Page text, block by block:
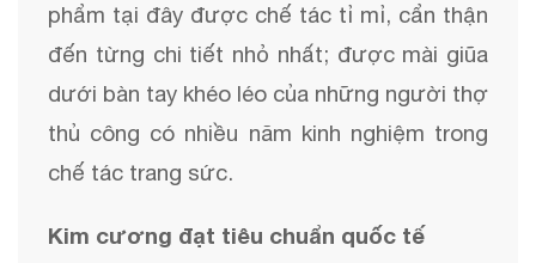
phẩm tại đây được chế tác tỉ mỉ, cẩn thận
đến từng chi tiết nhỏ nhất; được mài giũa
dưới bàn tay khéo léo của những người thợ
thủ công có nhiều năm kinh nghiệm trong
chế tác trang sức.
Kim cương đạt tiêu chuẩn quốc tế